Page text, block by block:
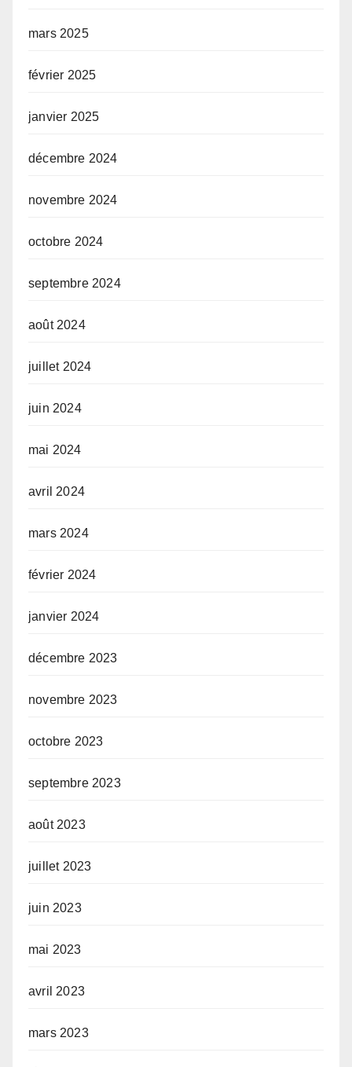
mars 2025
février 2025
janvier 2025
décembre 2024
novembre 2024
octobre 2024
septembre 2024
août 2024
juillet 2024
juin 2024
mai 2024
avril 2024
mars 2024
février 2024
janvier 2024
décembre 2023
novembre 2023
octobre 2023
septembre 2023
août 2023
juillet 2023
juin 2023
mai 2023
avril 2023
mars 2023